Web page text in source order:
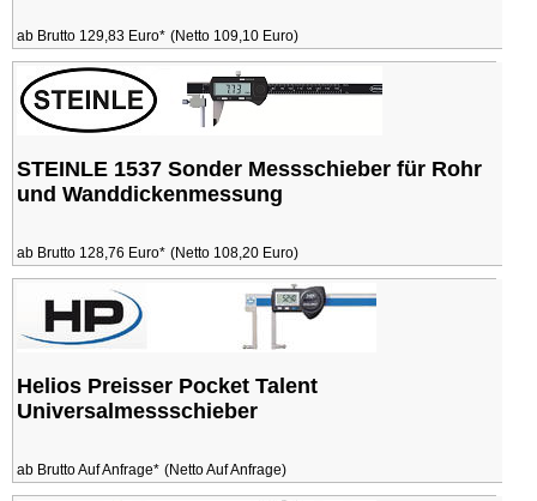
ab Brutto 129,83 Euro* (Netto 109,10 Euro)
STEINLE 1537 Sonder Messschieber für Rohr
und Wanddickenmessung
ab Brutto 128,76 Euro* (Netto 108,20 Euro)
Helios Preisser Pocket Talent
Universalmessschieber
ab Brutto Auf Anfrage* (Netto Auf Anfrage)